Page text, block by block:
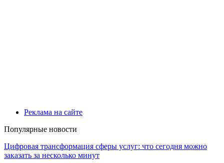
Реклама на сайте
Популярные новости
Цифровая трансформация сферы услуг: что сегодня можно
заказать за несколько минут